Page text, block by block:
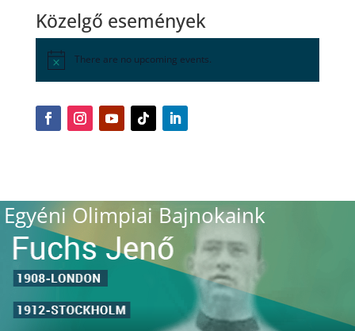
Közelgő események
There are no upcoming events.
Egyéni Olimpiai Bajnokaink